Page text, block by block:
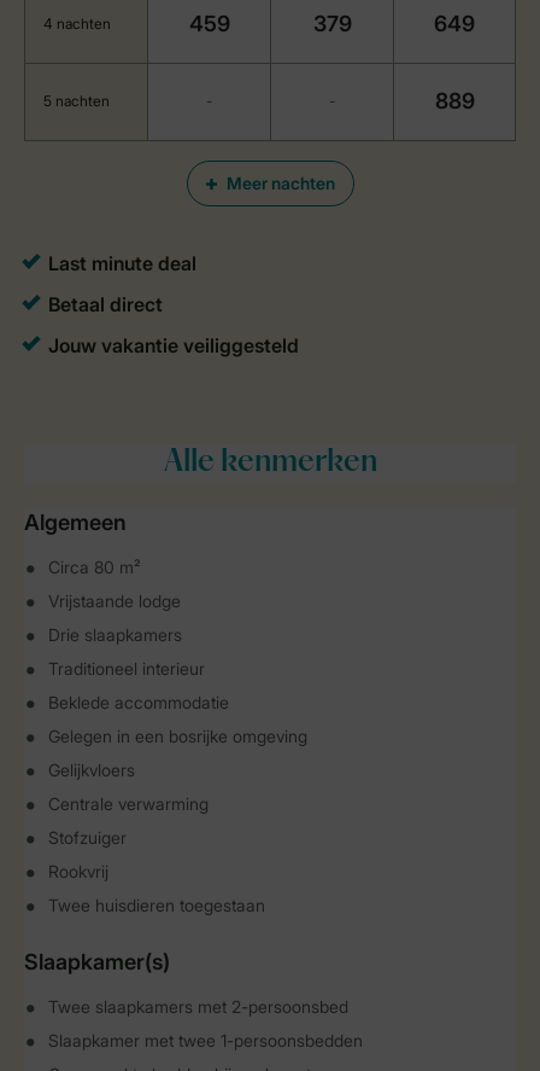
Meer nachten
4 nachten 459 379 649
5 nachten - - 889
Alle kenmerken
Algemeen
Circa 80 m²
Vrijstaande lodge
Drie slaapkamers
Traditioneel interieur
Beklede accommodatie
Gelegen in een bosrijke omgeving
Gelijkvloers
Centrale verwarming
Stofzuiger
Rookvrij
Twee huisdieren toegestaan
Slaapkamer(s)
Twee slaapkamers met 2-persoonsbed
Slaapkamer met twee 1-persoonsbedden